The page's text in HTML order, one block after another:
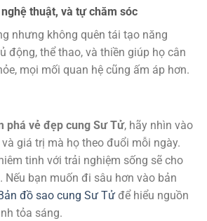
thuật, và tự chăm sóc
nhưng không quên tái tạo năng
động, thể thao, và thiền giúp họ cân
mọi mối quan hệ cũng ấm áp hơn.
phá vẻ đẹp cung Sư Tử, hãy nhìn vào
giá trị mà họ theo đuổi mỗi ngày.
tinh với trải nghiệm sống sẽ cho
Nếu bạn muốn đi sâu hơn vào bản
đồ sao cung Sư Tử để hiểu nguồn
tỏa sáng.